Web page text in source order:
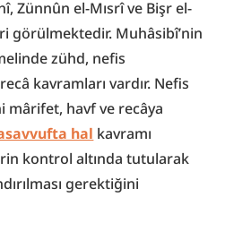
Zünnûn el-Mısrî ve Bişr el-
görülmektedir. Muhâsibî’nin
zühd, nefis
kavramları vardır. Nefis
mârifet, havf ve recâya
hal kavramı
kontrol altında tutularak
gerektiğini